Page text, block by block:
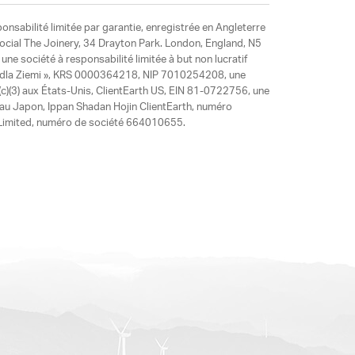
limitée par garantie, enregistrée en Angleterre
The Joinery, 34 Drayton Park. London, England, N5
société à responsabilité limitée à but non lucratif
Ziemi », KRS 0000364218, NIP 7010254208, une
aux États-Unis, ClientEarth US, EIN 81-0722756, une
Japon, Ippan Shadan Hojin ClientEarth, numéro
numéro de société 664010655.